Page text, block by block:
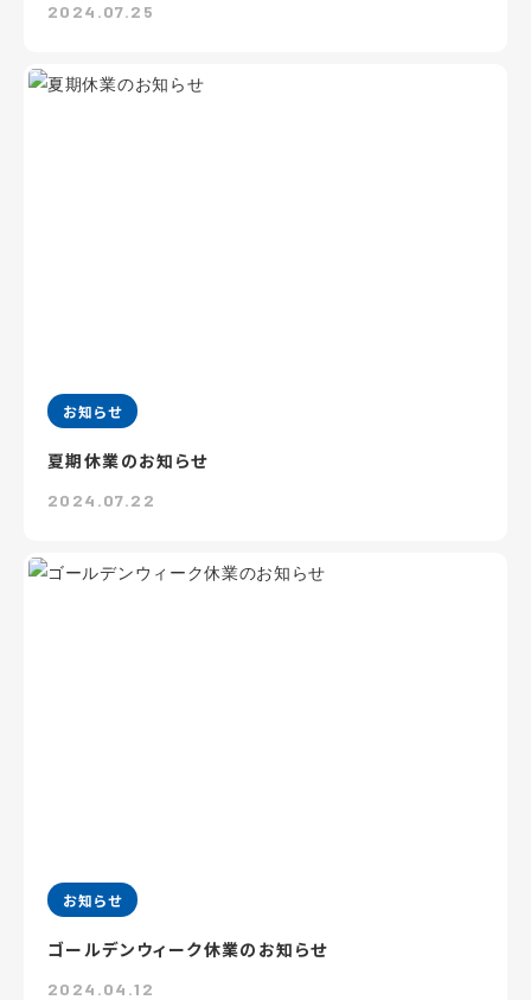
2024.07.25
お知らせ
夏期休業のお知らせ
2024.07.22
お知らせ
ゴールデンウィーク休業のお知らせ
2024.04.12